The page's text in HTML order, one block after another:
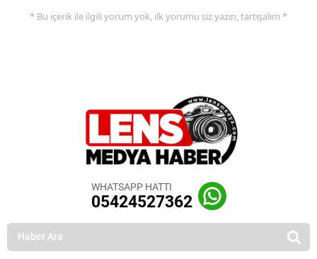
* Bu içerik ile ilgili yorum yok, ilk yorumu siz yazın, tartışalım *
WHATSAPP HATTI
05424527362